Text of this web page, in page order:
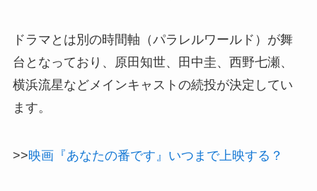
ドラマとは別の時間軸（パラレルワールド）が舞
台となっており、原田知世、田中圭、西野七瀬、
横浜流星などメインキャストの続投が決定してい
ます。
>>映画『あなたの番です』いつまで上映する？